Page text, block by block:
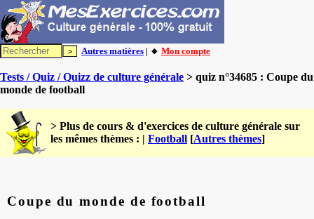
Autres matières | 🔸 Mon compte
Tests / Quiz / Quizz de culture générale > quiz n°34685 : Coupe du
monde de football
> Plus de cours & d'exercices de culture générale sur
les mêmes thèmes : | Football [Autres thèmes]
Coupe du monde de football